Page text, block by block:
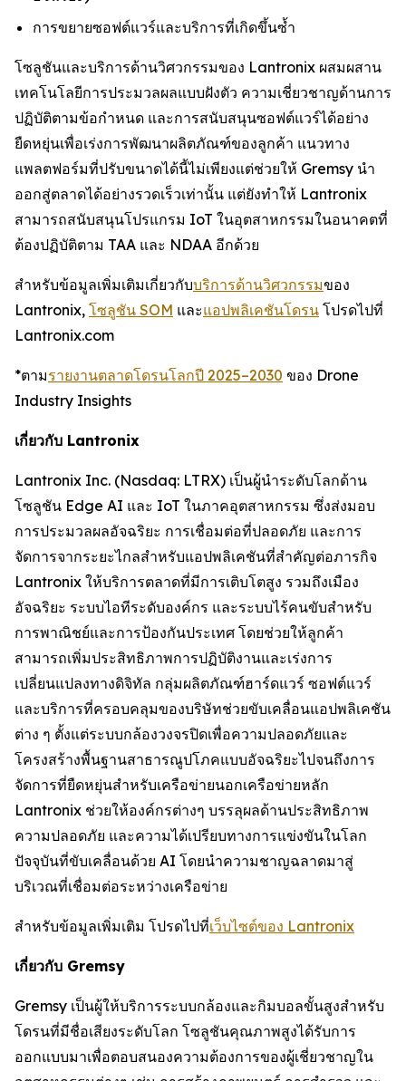
การขยายซอฟต์แวร์และบริการที่เกิดขึ้นซ้ำ
โซลูชันและบริการด้านวิศวกรรมของ Lantronix ผสมผสาน
เทคโนโลยีการประมวลผลแบบฝังตัว ความเชี่ยวชาญด้านการ
ปฏิบัติตามข้อกำหนด และการสนับสนุนซอฟต์แวร์ได้อย่าง
ยืดหยุ่นเพื่อเร่งการพัฒนาผลิตภัณฑ์ของลูกค้า แนวทาง
แพลตฟอร์มที่ปรับขนาดได้นี้ไม่เพียงแต่ช่วยให้ Gremsy นำ
ออกสู่ตลาดได้อย่างรวดเร็วเท่านั้น แต่ยังทำให้ Lantronix
สามารถสนับสนุนโปรแกรม IoT ในอุตสาหกรรมในอนาคตที่
ต้องปฏิบัติตาม TAA และ NDAA อีกด้วย
สำหรับข้อมูลเพิ่มเติมเกี่ยวกับบริการด้านวิศวกรรมของ
Lantronix, โซลูชัน SOM และแอปพลิเคชันโดรน โปรดไปที่
Lantronix.com
*ตามรายงานตลาดโดรนโลกปี 2025–2030 ของ Drone
Industry Insights
เกี่ยวกับ Lantronix
Lantronix Inc. (Nasdaq: LTRX) เป็นผู้นำระดับโลกด้าน
โซลูชัน Edge AI และ IoT ในภาคอุตสาหกรรม ซึ่งส่งมอบ
การประมวลผลอัจฉริยะ การเชื่อมต่อที่ปลอดภัย และการ
จัดการจากระยะไกลสำหรับแอปพลิเคชันที่สำคัญต่อภารกิจ
Lantronix ให้บริการตลาดที่มีการเติบโตสูง รวมถึงเมือง
อัจฉริยะ ระบบไอทีระดับองค์กร และระบบไร้คนขับสำหรับ
การพาณิชย์และการป้องกันประเทศ โดยช่วยให้ลูกค้า
สามารถเพิ่มประสิทธิภาพการปฏิบัติงานและเร่งการ
เปลี่ยนแปลงทางดิจิทัล กลุ่มผลิตภัณฑ์ฮาร์ดแวร์ ซอฟต์แวร์
และบริการที่ครอบคลุมของบริษัทช่วยขับเคลื่อนแอปพลิเคชัน
ต่าง ๆ ตั้งแต่ระบบกล้องวงจรปิดเพื่อความปลอดภัยและ
โครงสร้างพื้นฐานสาธารณูปโภคแบบอัจฉริยะไปจนถึงการ
จัดการที่ยืดหยุ่นสำหรับเครือข่ายนอกเครือข่ายหลัก
Lantronix ช่วยให้องค์กรต่างๆ บรรลุผลด้านประสิทธิภาพ
ความปลอดภัย และความได้เปรียบทางการแข่งขันในโลก
ปัจจุบันที่ขับเคลื่อนด้วย AI โดยนำความชาญฉลาดมาสู่
บริเวณที่เชื่อมต่อระหว่างเครือข่าย
สำหรับข้อมูลเพิ่มเติม โปรดไปที่เว็บไซต์ของ Lantronix
เกี่ยวกับ Gremsy
Gremsy เป็นผู้ให้บริการระบบกล้องและกิมบอลขั้นสูงสำหรับ
โดรนที่มีชื่อเสียงระดับโลก โซลูชันคุณภาพสูงได้รับการ
ออกแบบมาเพื่อตอบสนองความต้องการของผู้เชี่ยวชาญใน